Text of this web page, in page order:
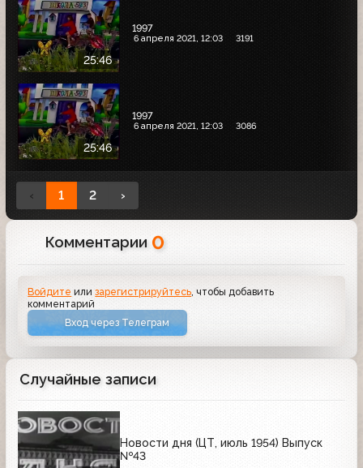
25:46
1997
6 апреля 2021, 12:03 3191
25:46
1997
6 апреля 2021, 12:03 3086
‹ 1 2 ›
Комментарии 0
Войдите илизарегистрируйтесь, чтобы добавить
комментарий
Вход через Телеграм
Случайные записи
Новости дня (ЦТ, июль 1954) Выпуск
№43